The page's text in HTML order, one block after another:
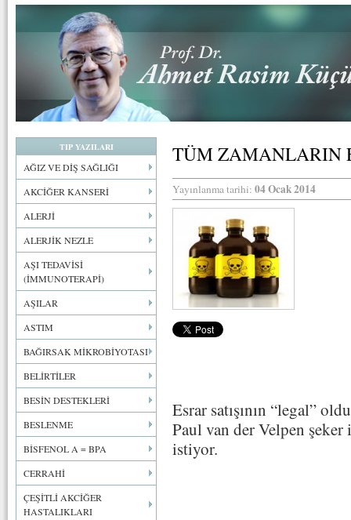
TIP YAZILARI
AĞIZ VE DİŞ SAĞLIĞI
AKCİĞER KANSERİ
ALERJİ
ALERJİK NEZLE
AŞI TEDAVİSİ
(İMMUNOTERAPİ)
AŞILAR
ASTIM
BAĞIRSAK MİKROBİYOTASI
BELİRTİLER
BESİN DESTEKLERİ
BESLENME
BİSFENOL A = BPA
CERRAHİ
ÇEŞİTLİ AKCİĞER
HASTALIKLARI
TÜM ZAMANLARIN
Yayınlanma tarihi: 04 Ocak 2014
Esrar satışının “legal”
Paul van der Velpen şeker
istiyor.